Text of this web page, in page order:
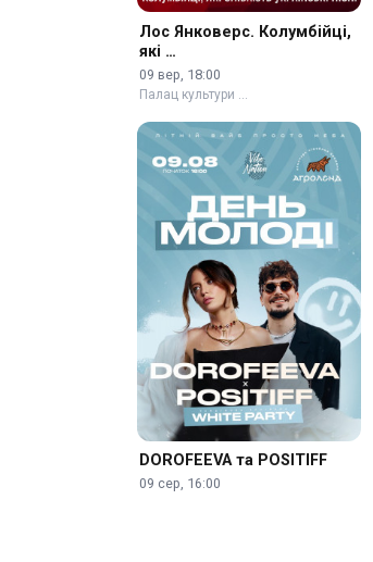
Лос Янковерс. Колумбійці,
які …
09 вер, 18:00
Палац культури …
DOROFEEVA та POSITIFF
09 сер, 16:00